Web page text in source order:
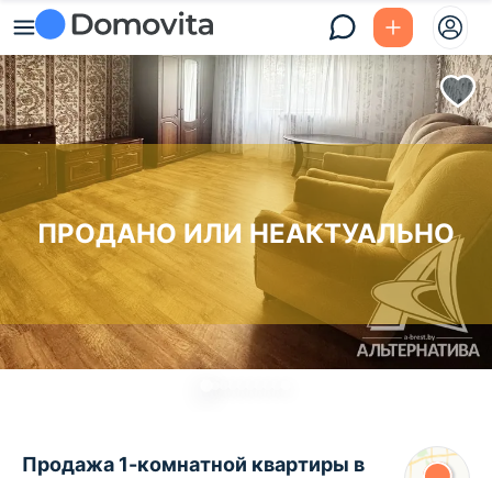
ПРОДАНО ИЛИ НЕАКТУАЛЬНО
Продажа 1-комнатной квартиры в